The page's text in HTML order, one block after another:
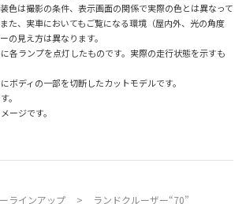
色は撮影の条件、表示画面の関係で実際の色とは異なって
た、実車においてもご覧になる環境（屋内外、光の角度
の見え方は異なります。
各ランプを点灯したものです。実際の走行状態を示すも
ボディの一部を切断したカットモデルです。
。
ージです。
ラインアップ ランドクルーザー“70”